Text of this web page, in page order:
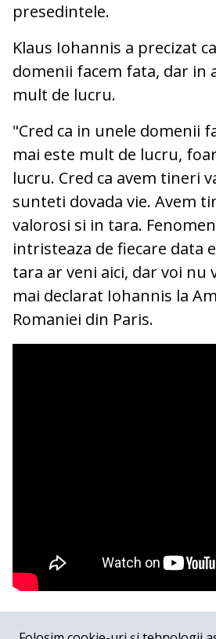
presedintele.
Klaus Iohannis a precizat
domenii facem fata, dar in
mult de lucru.
"Cred ca in unele domenii
mai este mult de lucru,
lucru. Cred ca avem tineri
sunteti dovada vie. Avem
valorosi si in tara.
intristeaza de fiecare data
tara ar veni aici, dar voi nu
mai declarat Iohannis la
Romaniei din Paris.
COMENTARII